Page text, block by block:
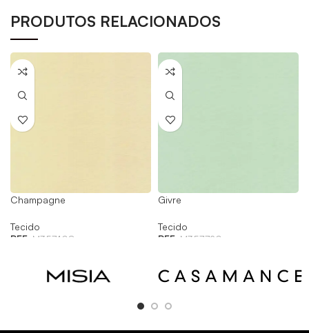
PRODUTOS RELACIONADOS
Champagne
Tecido
REF: M357408
Givre
Tecido
REF: M357720